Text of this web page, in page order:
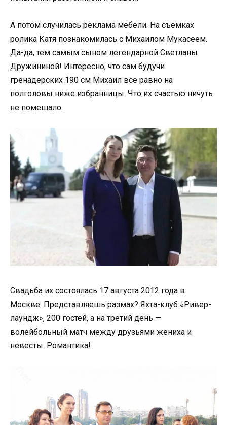
А потом случилась реклама мебели. На съёмках
ролика Катя познакомилась с Михаилом Мукасеем.
Да-да, тем самым сыном легендарной Светланы
Дружининой! Интересно, что сам будучи
гренадерских 190 см Михаил все равно на
полголовы ниже избранницы. Что их счастью ничуть
не помешало.
Свадьба их состоялась 17 августа 2012 года в
Москве. Представляешь размах? Яхта-клуб «Ривер-
лаундж», 200 гостей, а на третий день —
волейбольный матч между друзьями жениха и
невесты. Романтика!